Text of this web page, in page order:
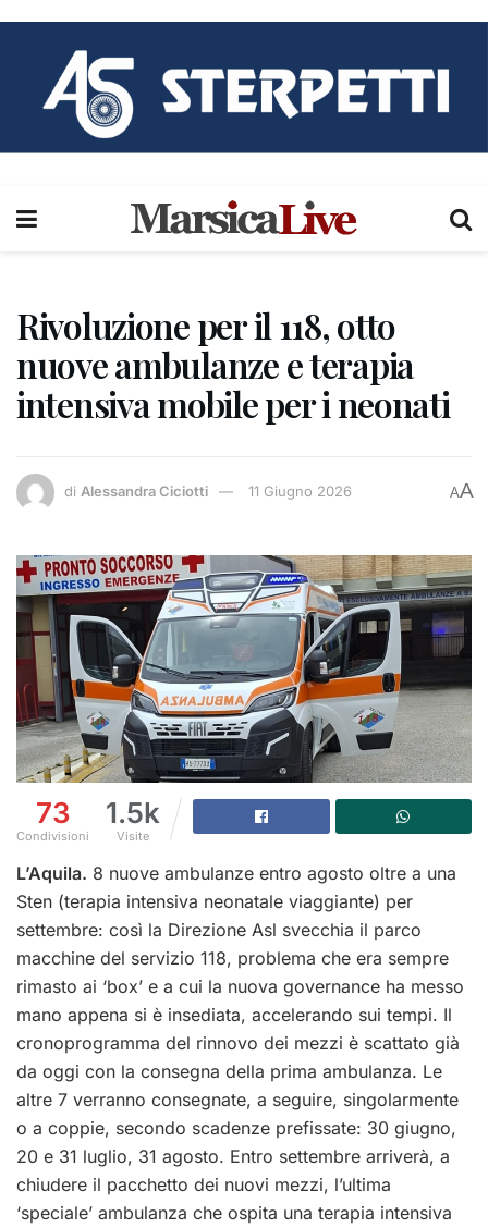
Rivoluzione per il 118, otto
nuove ambulanze e terapia
intensiva mobile per i neonati
di Alessandra Ciciotti 11 Giugno 2026 AA
73
Condivisioni
1.5k
Visite
L’Aquila. 8 nuove ambulanze entro agosto oltre a una
Sten (terapia intensiva neonatale viaggiante) per
settembre: così la Direzione Asl svecchia il parco
macchine del servizio 118, problema che era sempre
rimasto ai ‘box’ e a cui la nuova governance ha messo
mano appena si è insediata, accelerando sui tempi. Il
cronoprogramma del rinnovo dei mezzi è scattato già
da oggi con la consegna della prima ambulanza. Le
altre 7 verranno consegnate, a seguire, singolarmente
o a coppie, secondo scadenze prefissate: 30 giugno,
20 e 31 luglio, 31 agosto. Entro settembre arriverà, a
chiudere il pacchetto dei nuovi mezzi, l’ultima
‘speciale’ ambulanza che ospita una terapia intensiva